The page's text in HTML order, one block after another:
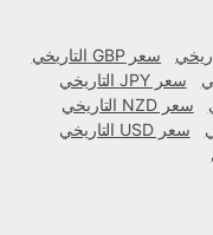
سعر GBP التاريخي
سعر JPY التاريخي
سعر NZD التاريخي
سعر USD التاريخي